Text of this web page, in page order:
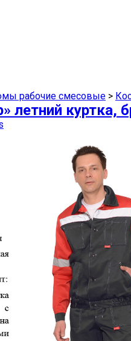
спецобувь,
рабочие смесовые >
летний